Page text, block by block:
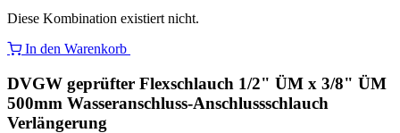
Diese Kombination existiert nicht.
In den Warenkorb
DVGW geprüfter Flexschlauch 1/2" ÜM x 3/8" ÜM
500mm Wasseranschluss-Anschlussschlauch
Verlängerung